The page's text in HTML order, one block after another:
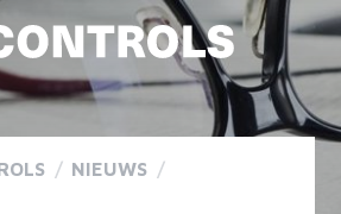
/ NIEUWS /